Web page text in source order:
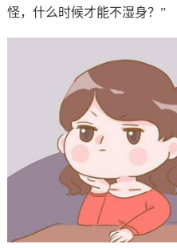
怪，什么时候才能不湿身？”